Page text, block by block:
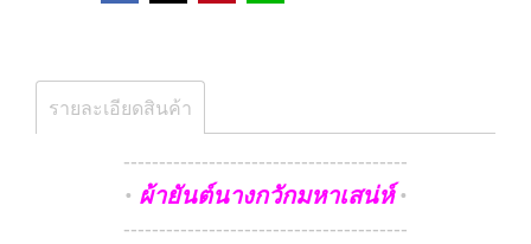
รายละเอียดสินค้า
----------------------------------------
• ผ้ายันต์นางกวักมหาเสน่ห์•
----------------------------------------